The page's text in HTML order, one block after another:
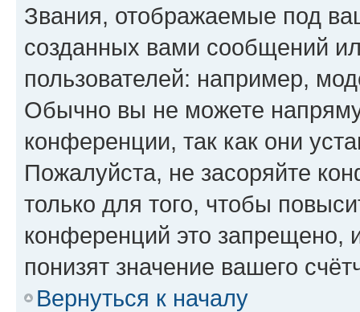
Звания, отображаемые под
созданных вами сообщений
пользователей: например,
Обычно вы не можете
конференции, так как они
Пожалуйста, не засоряйте
только для того, чтобы
конференций это запрещено,
понизят значение вашего
Вернуться к началу